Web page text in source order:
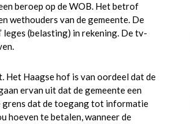
beroep op de WOB. Het betrof
wethouders van de gemeente. De
leges (belasting) in rekening. De tv-
Het Haagse hof is van oordeel dat de
ervan uit dat de gemeente een
grens dat de toegang tot informatie
hoeven te betalen, wanneer de